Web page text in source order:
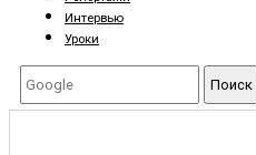
Интервью
Уроки
Поиск